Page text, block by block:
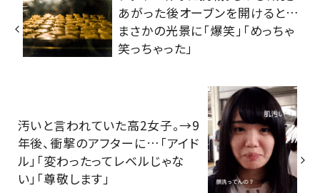
あがった後オーブンを開けると…
まさかの光景に「爆笑」「めっちゃ
笑っちゃった」
汚いと言われていた高2女子。→9
年後、衝撃のアフターに…「アイド
ル」「変わったってレベルじゃな
い」「尊敬します」